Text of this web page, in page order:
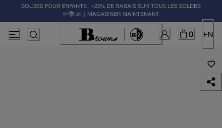
SOLDES POUR ENFANTS : +25% DE RABAIS SUR TOUS LES SOLDES
✏️📚🚸 | MAGASINER MAINTENANT
0 EN